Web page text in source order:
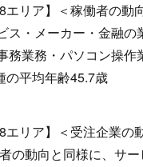
8エリア】＜稼働者の動
ス・メーカー・金融の
務業務・パソコン操作
の平均年齢45.7歳
8エリア】＜受注企業の
の動向と同様に、サー